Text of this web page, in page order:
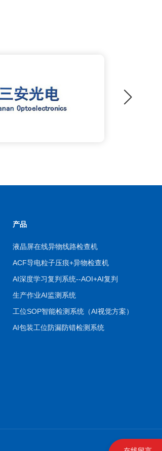
与FPC之间的Film on Film（以下简称
FOF）技术，这通常指的是将两块或多块
产品
液晶屏在线异物线路检查机
ACF导电粒子压痕+异物检查机
AI深度学习复判系统--AOI+AI复判
生产作业AI监测系统
工位SOP智能检测系统（AI视觉方案）
AI包装工位防漏防错检测系统